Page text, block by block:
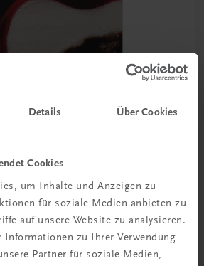
Details Über Cookies
Cookies
um Inhalte und Anzeigen zu
für soziale Medien anbieten zu
auf unsere Website zu analysieren.
Informationen zu Ihrer Verwendung
Partner für soziale Medien,